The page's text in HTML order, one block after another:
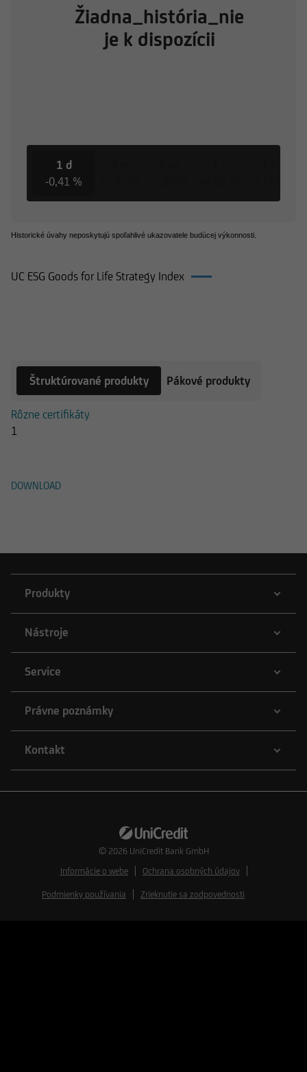
Žiadna_história_nie
je k dispozícii
1 d
-0,41 %
Historické úvahy neposkytujú spoľahlivé ukazovatele budúcej výkonnosti.
UC ESG Goods for Life Strategy Index
Štruktúrované produkty Pákové produkty
Rôzne certifikáty
1
DOWNLOAD
Produkty
Nástroje
Service
Právne poznámky
Kontakt
© 2026 UniCredit Bank GmbH
Informácie o webe
Ochrana osobných údajov
Podmienky používania Zrieknutie sa zodpovednosti